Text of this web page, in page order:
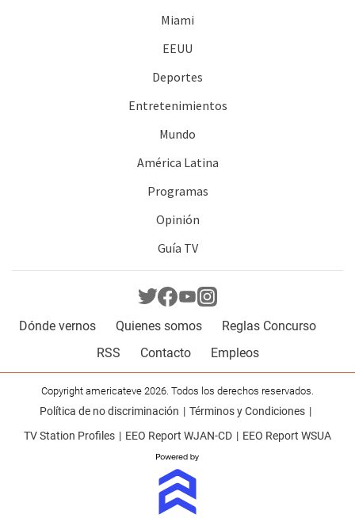
Miami
EEUU
Deportes
Entretenimientos
Mundo
América Latina
Programas
Opinión
Guía TV
Dónde vernos Quienes somos
Reglas Concurso
RSS
Contacto Empleos
Copyright americateve 2026. Todos los derechos reservados.
Política de no discriminación
Términos y Condiciones
TV Station Profiles
EEO Report WJAN-CD EEO Report WSUA